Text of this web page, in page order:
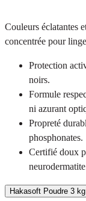
Couleurs éclatantes
concentrée pour
Protection
noirs.
Formule
ni azurant
Propreté
phosphonates.
Certifié doux
Hakasoft Poudre 3 kg